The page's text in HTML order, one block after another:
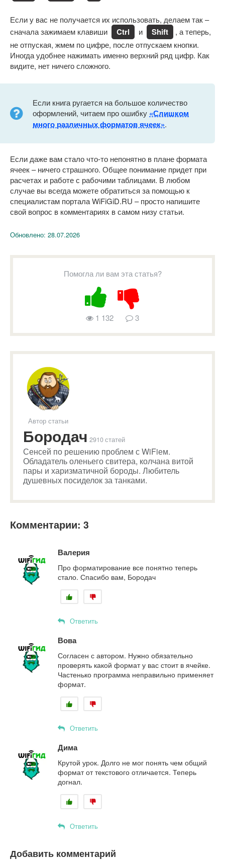
Если у вас не получается их использовать, делаем так –
сначала зажимаем клавиши
Ctrl и Shift
, а теперь,
не отпуская, жмем по цифре, после отпускаем кнопки.
Иногда удобнее нажимать именно верхний ряд цифр. Как
видите, нет ничего сложного.
Если книга ругается на большое количество
оформлений, читаем про ошибку «Слишком
много различных форматов ячеек».
Если даже вам стало что-то непонятно в плане формата
ячеек – ничего страшного. Общее понимание придет при
расчетах и работе с рабочими таблицами. В любом
случае вы всегда можете обратиться за помощью к
специалистам портала WiFiGiD.RU – просто напишите
свой вопрос в комментариях в самом низу статьи.
Обновлено: 28.07.2026
Помогла ли вам эта статья?
1 132 3
Автор статьи
Бородач 2910 статей
Сенсей по решению проблем с WiFiем.
Обладатель оленьего свитера, колчана витой
пары и харизматичной бороды. Любитель
душевных посиделок за танками.
Комментарии: 3
Валерия
Про форматирование все понятно теперь
стало. Спасибо вам, Бородач
Ответить
Вова
Согласен с автором. Нужно обязательно
проверять какой формат у вас стоит в ячейке.
Частенько программа неправильно применяет
формат.
Ответить
Дима
Крутой урок. Долго не мог понять чем общий
формат от текстового отличается. Теперь
догнал.
Ответить
Добавить комментарий